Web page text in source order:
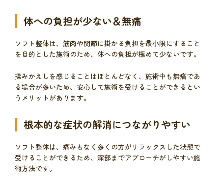
体への負担が少ない＆無痛
ソフト整体は、筋肉や関節に掛かる負担を最小限にすること
を目的とした施術のため、体への負担が極めて少ないです。
揉みかえしを感じることはほとんどなく、施術中も無痛であ
る場合が多いため、安心して施術を受けることができるとい
うメリットがあります。
根本的な症状の解消につながりやすい
ソフト整体は、痛みもなく多くの方がリラックスした状態で
受けることができるため、深部までアプローチがしやすい施
術方法です。